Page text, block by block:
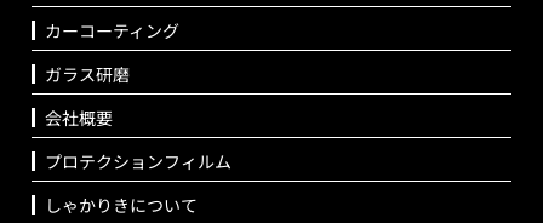
カーコーティング
ガラス研磨
会社概要
プロテクションフィルム
しゃかりきについて